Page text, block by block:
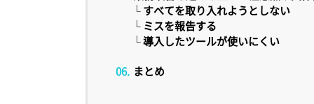
└すべてを取り入れようとしない
└ ミスを報告する
└導入したツールが使いにくい
まとめ